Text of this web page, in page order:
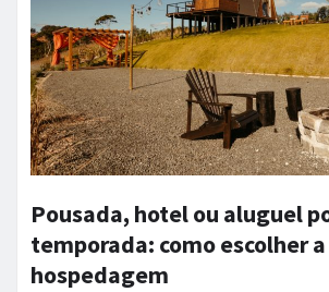
Pousada, hotel ou aluguel
temporada: como escolher
hospedagem